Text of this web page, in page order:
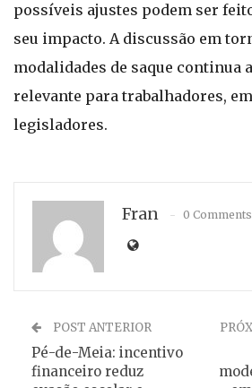
possíveis ajustes podem ser
seu impacto. A discussão em
modalidades de saque continua
relevante para trabalhadores,
legisladores.
Fran 0 Comments
POST ANTERIOR
Pé-de-Meia: incentivo
financeiro reduz